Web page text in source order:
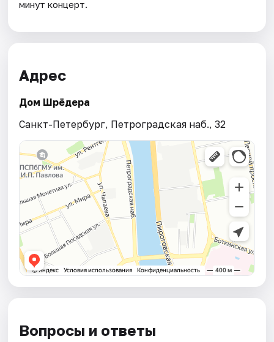
минут концерт.
Адрес
Дом Шрёдера
Санкт-Петербург, Петроградская наб., 32
Вопросы и ответы